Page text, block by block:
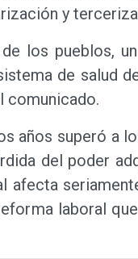
y
los pueblos,
de salud
comunicado.
años superó a
del poder
afecta
laboral